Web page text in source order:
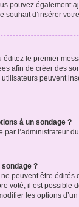
pouvez
souhait d’insérer
le premier
afin de créer des
peuvent
à un sondage ?
par l’administrateur
?
peuvent être
voté, il est
les options